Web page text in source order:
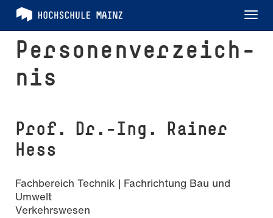
Per­so­nen­ver­zeich­
nis
Prof. Dr.-Ing. Rainer
Hess
Fachbereich Technik | Fachrichtung Bau und
Umwelt
Verkehrswesen